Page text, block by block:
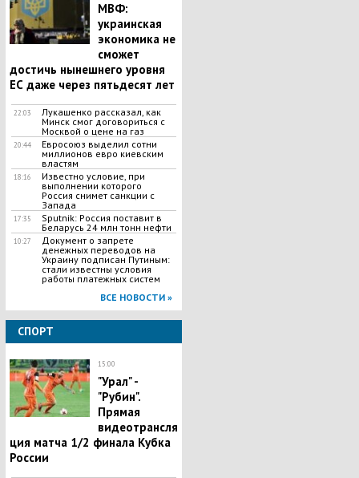
МВФ:
украинская
экономика не
сможет
достичь нынешнего уровня
ЕС даже через пятьдесят лет
22:03
Лукашенко рассказал, как
Минск смог договориться с
Москвой о цене на газ
20:44
Евросоюз выделил сотни
миллионов евро киевским
властям
18:16
Известно условие, при
выполнении которого
Россия снимет санкции с
Запада
17:35
Sputnik: Россия поставит в
Беларусь 24 млн тонн нефти
10:27
Документ о запрете
денежных переводов на
Украину подписан Путиным:
стали известны условия
работы платежных систем
ВСЕ НОВОСТИ »
СПОРТ
15:00
"Урал" -
"Рубин".
Прямая
видеотрансля
ция матча 1/2 финала Кубка
России